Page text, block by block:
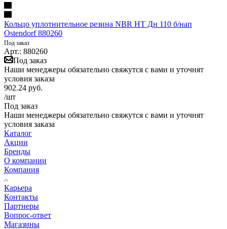
Кольцо уплотнительное резина NBR HT Дн 110 б/нап
Ostendorf 880260
Под заказ
Арт.: 880260
Под заказ
Наши менеджеры обязательно свяжутся с вами и уточнят
условия заказа
902.24 руб.
/шт
Под заказ
Наши менеджеры обязательно свяжутся с вами и уточнят
условия заказа
Каталог
Акции
Бренды
О компании
Компания
Карьера
Контакты
Партнеры
Вопрос-ответ
Магазины